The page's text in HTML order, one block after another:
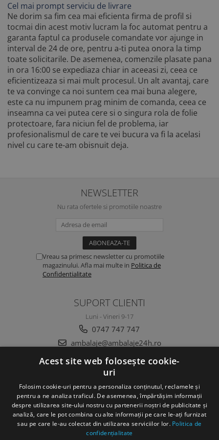
Cel mai prompt serviciu de livrare
Ne dorim sa fim cea mai eficienta firma de profil si
tocmai din acest motiv lucram la foc automat pentru a
garanta faptul ca produsele comandate vor ajunge in
interval de 24 de ore, pentru a-ti putea onora la timp
toate solicitarile. De asemenea, comenzile plasate pana
in ora 16:00 se expediaza chiar in aceeasi zi, ceea ce
eficientizeaza si mai mult procesul. Un alt avantaj, care
te va convinge ca noi suntem cea mai buna alegere,
este ca nu impunem prag minim de comanda, ceea ce
inseamna ca vei putea cere si o singura rola de folie
protectoare, fara niciun fel de problema, iar
profesionalismul de care te vei bucura va fi la acelasi
nivel cu care te-am obisnuit deja.
NEWSLETTER
Nu rata ofertele si promotiile noastre
Vreau sa primesc newsletter cu promotiile
magazinului. Afla mai multe in Politica de
Confidentialitate
SUPORT CLIENTI
Luni - Vineri 9-17
0747 747 747
ambalaje@ambalaje24h.ro
MAGAZINUL MEU
CLIENTI
DATE COMERCIALE
Acest site web folosește cookie-
uri
Folosim cookie-uri pentru a personaliza conținutul, reclamele și
pentru a ne analiza traficul. De asemenea, împărtășim informații
despre utilizarea site-ului nostru cu partenerii noștri de publicitate și
analiză, care le pot combina cu alte informații pe care le-ați furnizat
sau pe care le-au colectat din utilizarea serviciilor lor. Politica de
confidențialitate